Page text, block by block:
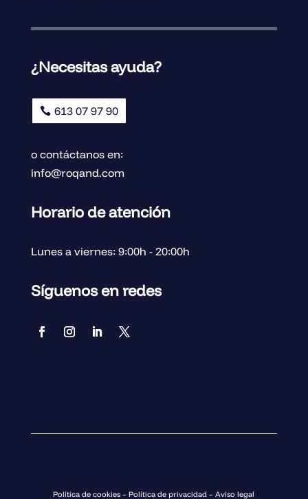
¿Necesitas ayuda?
613 07 97 90
o contáctanos en:
info@roqand.com
Horario de atención
Lunes a viernes: 9:00h - 20:00h
Síguenos en redes
Política de cookies– Política de privacidad –Aviso legal